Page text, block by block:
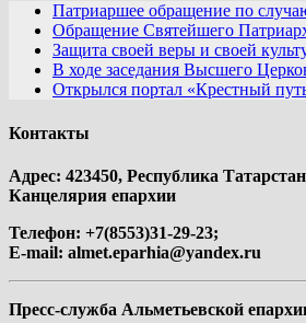
Патриаршее обращение по
Обращение Святейшего
Защита своей веры и своей
В ходе заседания Высшего
Открылся портал «Крестный
Контакты
Адрес: 423450, Республика
Канцелярия епархии
Телефон: +7(8553)31-29-23;
E-mail: almet.eparhia@yandex.ru
Пресс-служба Альметьевской